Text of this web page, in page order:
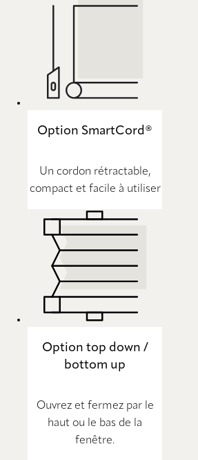
Option SmartCord®
Un cordon rétractable,
compact et facile à utiliser
Option top down /
bottom up
Ouvrez et fermez par le
haut ou le bas de la
fenêtre.